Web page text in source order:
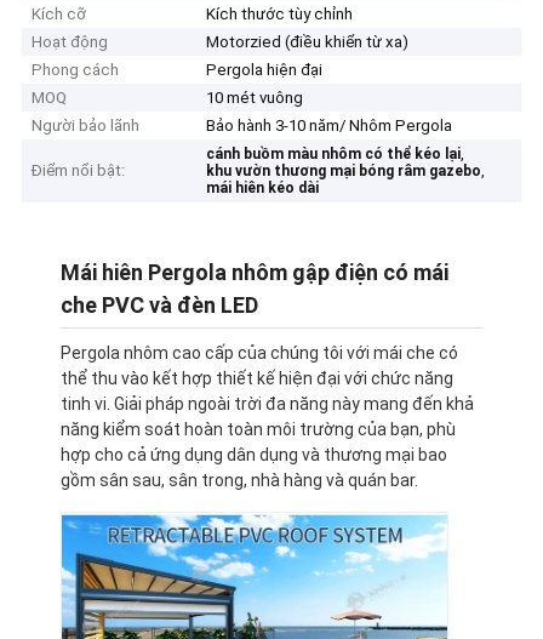
Kích cỡ
Kích thước tùy chỉnh
Hoạt động
Motorzied (điều khiển từ xa)
Phong cách
Pergola hiện đại
MOQ
10 mét vuông
Người bảo lãnh
Bảo hành 3-10 năm/ Nhôm Pergola
Điểm nổi bật:
cánh buồm màu nhôm có thể kéo lại,
khu vườn thương mại bóng râm gazebo,
mái hiên kéo dài
Mái hiên Pergola nhôm gập điện có mái
che PVC và đèn LED
Pergola nhôm cao cấp của chúng tôi với mái che có
thể thu vào kết hợp thiết kế hiện đại với chức năng
tinh vi. Giải pháp ngoài trời đa năng này mang đến khả
năng kiểm soát hoàn toàn môi trường của bạn, phù
hợp cho cả ứng dụng dân dụng và thương mại bao
gồm sân sau, sân trong, nhà hàng và quán bar.